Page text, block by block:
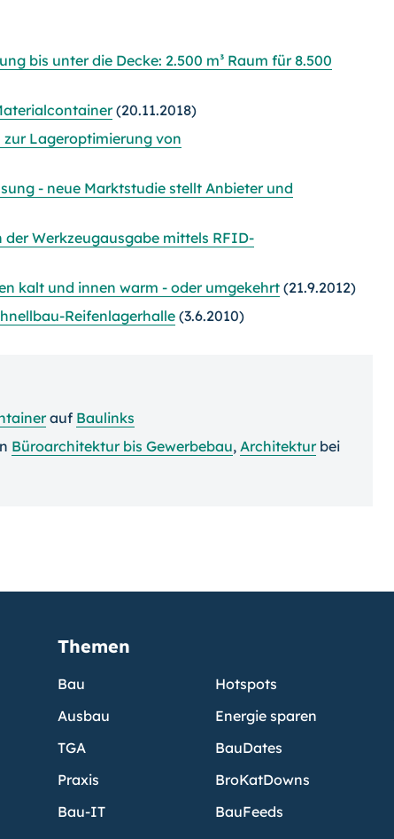
bis unter die Decke: 2.500 m³ Raum für 8.500
(20.11.2018)
zur Lageroptimierung von
- neue Marktstudie stellt Anbieter und
Werkzeugausgabe mittels RFID-
kalt und innen warm - oder umgekehrt (21.9.2012)
Reifenlagerhalle (3.6.2010)
auf Baulinks
Büroarchitektur bis Gewerbebau, Architekturbei
Themen
Bau
Ausbau
TGA
Praxis
Bau-IT
Hotspots
Energie sparen
BauDates
BroKatDowns
BauFeeds